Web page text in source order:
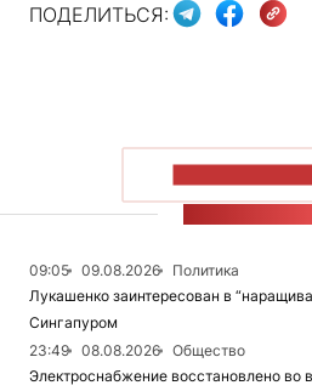
ПОДЕЛИТЬСЯ:
09:05 09.08.2026
Политика
Лукашенко заинтересован в
Сингапуром
23:49
08.08.2026
Общество
Электроснабжение восстановлено во